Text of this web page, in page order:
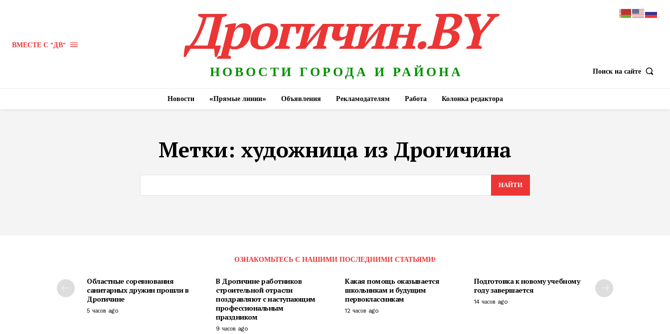
ВМЕСТЕ С "ДВ" Дрогичин.BY
НОВОСТИ ГОРОДА И РАЙОНА Поиск на сайте
Новости «Прямые линии» Объявления Рекламодателям Работа Колонка редактора
Метки: художница из Дрогичина
НАЙТИ
ОЗНАКОМЬТЕСЬ С НАШИМИ ПОСЛЕДНИМИ СТАТЬЯМИ!
Областные соревнования
санитарных дружин прошли в
Дрогичине
5 часов ago
В Дрогичине работников
строительной отрасли
поздравляют с наступающим
профессиональным
праздником
9 часов ago
Какая помощь оказывается
школьникам и будущим
первоклассникам
12 часов ago
Подготовка к новому учебному
году завершается
14 часов ago